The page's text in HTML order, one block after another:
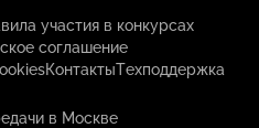
участия в конкурсах
соглашение
КонтактыТехподдержка
в Москве